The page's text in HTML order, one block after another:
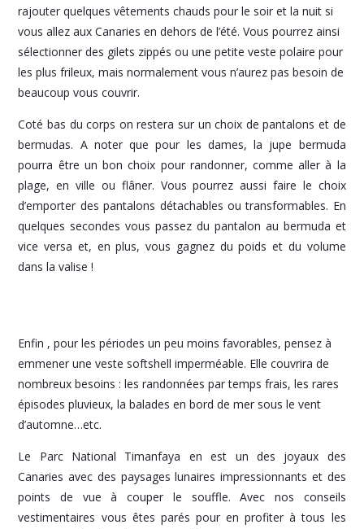
rajouter quelques vêtements chauds pour le soir et la nuit si
vous allez aux Canaries en dehors de l’été. Vous pourrez ainsi
sélectionner des gilets zippés ou une petite veste polaire pour
les plus frileux, mais normalement vous n’aurez pas besoin de
beaucoup vous couvrir.
Coté bas du corps on restera sur un choix de pantalons et de
bermudas. A noter que pour les dames, la jupe bermuda
pourra être un bon choix pour randonner, comme aller à la
plage, en ville ou flâner. Vous pourrez aussi faire le choix
d’emporter des pantalons détachables ou transformables. En
quelques secondes vous passez du pantalon au bermuda et
vice versa et, en plus, vous gagnez du poids et du volume
dans la valise !
Enfin , pour les périodes un peu moins favorables, pensez à
emmener une veste softshell imperméable. Elle couvrira de
nombreux besoins : les randonnées par temps frais, les rares
épisodes pluvieux, la balades en bord de mer sous le vent
d’automne…etc.
Le Parc National Timanfaya en est un des joyaux des
Canaries avec des paysages lunaires impressionnants et des
points de vue à couper le souffle. Avec nos conseils
vestimentaires vous êtes parés pour en profiter à tous les